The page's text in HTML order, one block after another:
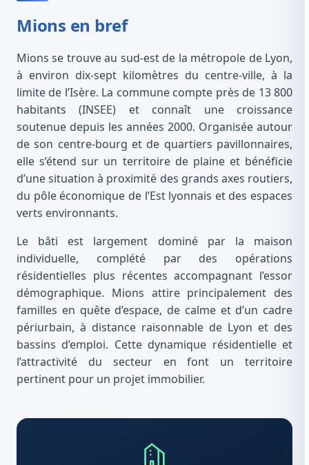
Mions en bref
Mions se trouve au sud-est de la métropole de Lyon,
à environ dix-sept kilomètres du centre-ville, à la
limite de l’Isère. La commune compte près de 13 800
habitants (INSEE) et connaît une croissance
soutenue depuis les années 2000. Organisée autour
de son centre-bourg et de quartiers pavillonnaires,
elle s’étend sur un territoire de plaine et bénéficie
d’une situation à proximité des grands axes routiers,
du pôle économique de l’Est lyonnais et des espaces
verts environnants.
Le bâti est largement dominé par la maison
individuelle, complété par des opérations
résidentielles plus récentes accompagnant l’essor
démographique. Mions attire principalement des
familles en quête d’espace, de calme et d’un cadre
périurbain, à distance raisonnable de Lyon et des
bassins d’emploi. Cette dynamique résidentielle et
l’attractivité du secteur en font un territoire
pertinent pour un projet immobilier.